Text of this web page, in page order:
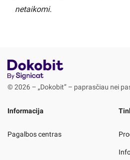
netaikomi.
© 2026 – „Dokobit” – paprasčiau nei
Informacija
Pagalbos centras